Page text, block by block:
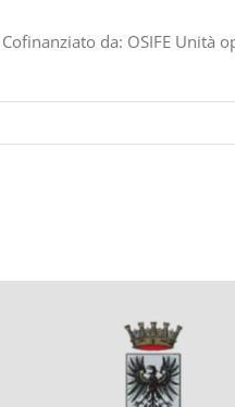
da: OSIFE Unità